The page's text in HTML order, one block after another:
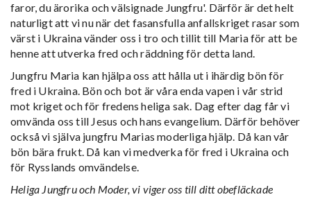
faror, du ärorika och välsignade Jungfru'. Därför är det helt
naturligt att vi nu när det fasansfulla anfallskriget rasar som
värst i Ukraina vänder oss i tro och tillit till Maria för att be
henne att utverka fred och räddning för detta land.
Jungfru Maria kan hjälpa oss att hålla ut i ihärdig bön för
fred i Ukraina. Bön och bot är våra enda vapen i vår strid
mot kriget och för fredens heliga sak. Dag efter dag får vi
omvända oss till Jesus och hans evangelium. Därför behöver
också vi själva jungfru Marias moderliga hjälp. Då kan vår
bön bära frukt. Då kan vi medverka för fred i Ukraina och
för Rysslands omvändelse.
Heliga Jungfru och Moder, vi viger oss till ditt obefläckade